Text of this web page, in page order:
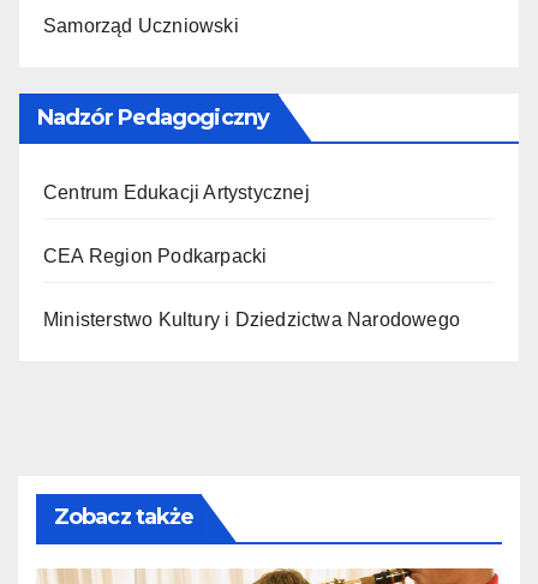
Samorząd Uczniowski
Nadzór Pedagogiczny
Centrum Edukacji Artystycznej
CEA Region Podkarpacki
Ministerstwo Kultury i Dziedzictwa Narodowego
Zobacz także